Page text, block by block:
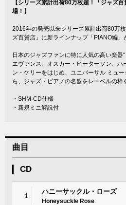
【シリーズ累計出荷80万枚超！「ジャズ
場！】
2016年の発売以来シリーズ累計出荷80万
ズ百貨店」に新ラインナップ「PIANO編」
日本のジャズファンに特に人気の高い楽器
エヴァンス、オスカー・ピーターソン、ハ
ン・ケリーをはじめ、ユニバーサル ミュ
ら、ジャズ・ピアノの名盤をレーベルの枠
・SHM-CD仕様
・新規ミニ解説付
曲目
CD
1
ハニーサックル・ローズ
Honeysuckle Rose